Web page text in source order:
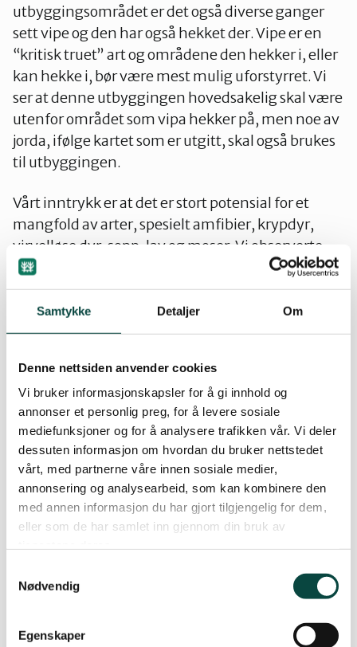
Samtykke Detaljer Om
Denne nettsiden anvender cookies
Vi bruker informasjonskapsler for å gi innhold og
annonser et personlig preg, for å levere sosiale
mediefunksjoner og for å analysere trafikken vår. Vi deler
dessuten informasjon om hvordan du bruker nettstedet
vårt, med partnerne våre innen sosiale medier,
annonsering og analysearbeid, som kan kombinere den
med annen informasjon du har gjort tilgjengelig for dem,
eller som de har samlet inn gjennom din bruk av
Nødvendig
Egenskaper
utbyggingsområdet er det også diverse ganger
sett vipe og den har også hekket der. Vipe er en
“kritisk truet” art og områdene den hekker i, eller
kan hekke i, bør være mest mulig uforstyrret. Vi
ser at denne utbyggingen hovedsakelig skal være
utenfor området som vipa hekker på, men noe av
jorda, ifølge kartet som er utgitt, skal også brukes
til utbyggingen.
Vårt inntrykk er at det er stort potensial for et
mangfold av arter, spesielt amfibier, krypdyr,
virvelløse dyr, sopp, lav og moser. Vi observerte
også spor etter grevling, det kan muligens være
grevlinghi i terrenget i skogen på sørsida av
Tangvallveien, der noe av reguleringsarealet er
planlagt.
Når det gjelder retningslinjer for kartlegging av
arealer for eventuelle bruksendringer kan vi vise
til de nylig utsendte «Statlige planretningslinjer
for arealbruk», sendt ut fra Statsforvalteren, som
gir en innskjerping av kravet til
naturmangfoldkartlegging før inngrep kan
vurderes.
regulert og omgjort til næringsområde, blir
kartleggingsmetodene i NIN-systemet.